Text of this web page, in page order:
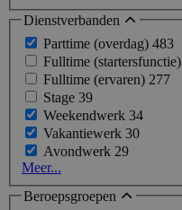
Dienstverbanden
Parttime (overdag) 483
Fulltime (startersfunctie)
Fulltime (ervaren) 277
Stage 39
Weekendwerk 34
Vakantiewerk 30
Avondwerk 29
Meer...
Beroepsgroepen